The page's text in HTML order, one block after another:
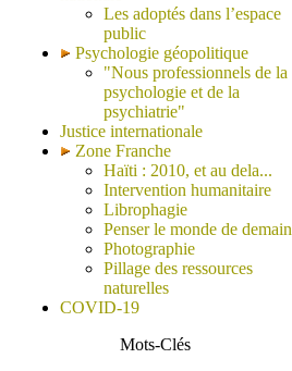
Les adoptés dans l’espace
public
Psychologie géopolitique
"Nous professionnels de la
psychologie et de la
psychiatrie"
Justice internationale
Zone Franche
Haïti : 2010, et au dela...
Intervention humanitaire
Librophagie
Penser le monde de demain
Photographie
Pillage des ressources
naturelles
COVID-19
Mots-Clés